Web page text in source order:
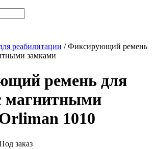
реабилитации /Фиксирующий ремень
замками
ремень для
магнитными
1010
заказ